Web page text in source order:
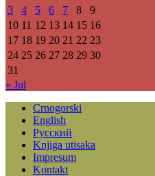
3
4 5 6 7 8
9
10 11 12 13 14 15 16
17 18 19 20 21 22 23
24 25 26 27 28 29 30
31
« Jul
Crnogorski
English
Русский
Knjiga utisaka
Impresum
Kontakt